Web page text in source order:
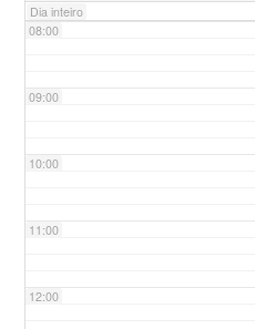
Dia inteiro
08:00
09:00
10:00
11:00
12:00